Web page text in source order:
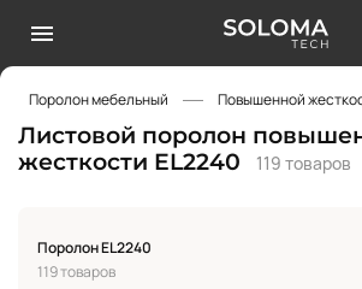
Поролон мебельный Повышенной
Листовой поролон
жесткости EL2240
119 товаров
Поролон EL2240
119 товаров